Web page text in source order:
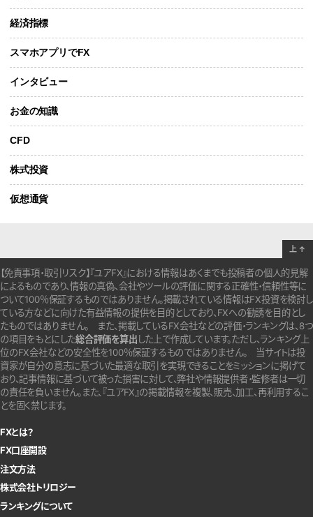
経済指標
スマホアプリでFX
インタビュー
お金の知識
CFD
株式投資
仮想通貨
【免責事項・取引リスク】『ユアFX』における情報はあくまでも投稿者の個人的見解
によるものであり、情報の真偽、会社やツールの評価に関する正確性・信頼性等に
ついて100％保証するものではありません。掲載されている情報はFX投資を検討し
ている方などに向けた有益情報の提供を目的としており、FXへの勧誘を目的とし
たものではありません。 また、掲載しているFX会社などの評価・ランキングは、8つ
の項目をもとにした総合評価を算出 した上で作成しています。ただし、ランキング上
位のFX会社などの安全性を100％保証するものではありません。
当サイトは投
資家が自分の意志に基づいた最適な取引を実現できることをミッションに掲げて
おり、記事情報に基づいて被った損害に対して、弊社や情報提供者・監修者は一切
の責任を負いません。また、『ユアFX』の掲載情報を複製、販売、加工、再利用するこ
とを固く禁じます。
FXとは？
FX口座開設
注文方法
株式会社トリロジー
ランキングについて
上 ↑